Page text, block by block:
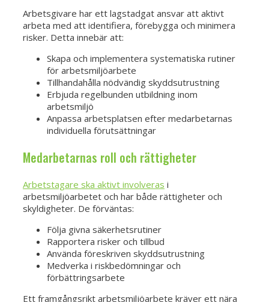
Arbetsgivare har ett lagstadgat ansvar att aktivt
arbeta med att identifiera, förebygga och minimera
risker. Detta innebär att:
Skapa och implementera systematiska rutiner
för arbetsmiljöarbete
Tillhandahålla nödvändig skyddsutrustning
Erbjuda regelbunden utbildning inom
arbetsmiljö
Anpassa arbetsplatsen efter medarbetarnas
individuella förutsättningar
Medarbetarnas roll och rättigheter
Arbetstagare ska aktivt involveras i
arbetsmiljöarbetet och har både rättigheter och
skyldigheter. De förväntas:
Följa givna säkerhetsrutiner
Rapportera risker och tillbud
Använda föreskriven skyddsutrustning
Medverka i riskbedömningar och
förbättringsarbete
Ett framgångsrikt arbetsmiljöarbete kräver ett nära